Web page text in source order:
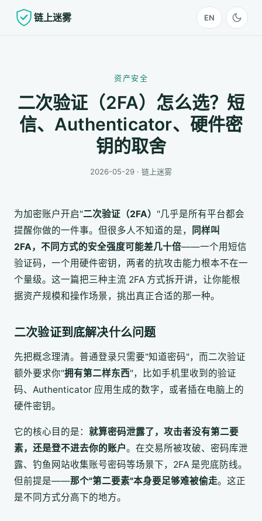
链上迷雾 EN
资产安全
二次验证（2FA）怎么选？短
信、Authenticator、硬件密
钥的取舍
2026-05-29 · 链上迷雾
为加密账户开启"二次验证（2FA） "几乎是所有平台都会
提醒你做的一件事。但很多人不知道的是，
同样叫
2FA，不同方式的安全强度可能差几十倍——一个用短信
验证码，一个用硬件密钥，两者的抗攻击能力根本不在一
个量级。这一篇把三种主流 2FA 方式拆开讲，让你能根
据资产规模和操作场景，挑出真正合适的那一种。
二次验证到底解决什么问题
先把概念理清。普通登录只需要"知道密码"，而二次验证
额外要求你"拥有第二样东西"，比如手机里收到的验证
码、Authenticator 应用生成的数字，或者插在电脑上的
硬件密钥。
它的核心目的是： 就算密码泄露了，攻击者没有第二要
素，还是登不进去你的账户。在交易所被攻破、密码库泄
露、钓鱼网站收集账号密码等场景下，2FA 是兜底防线。
但前提是——那个"第二要素"本身要足够难被偷走。这正
是不同方式分高下的地方。